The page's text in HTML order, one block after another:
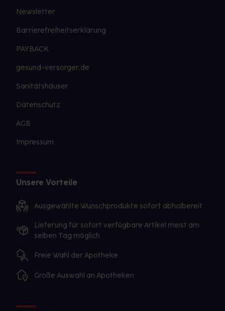
Newsletter
Barrierefreiheitserklärung
PAYBACK
gesund-versorger.de
Sanitätshäuser
Datenschutz
AGB
Impressum
Unsere Vorteile
Ausgewählte Wunschprodukte sofort abholbereit
Lieferung für sofort verfügbare Artikel meist am
selben Tag möglich
Freie Wahl der Apotheke
Große Auswahl an Apotheken